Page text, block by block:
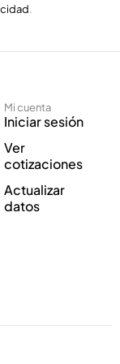
.
Mi cuenta
Iniciar sesión
Ver
cotizaciones
Actualizar
datos